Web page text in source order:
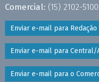
Comercial: (15) 2102-
Enviar e-mail para Redação
Enviar e-mail para Central/
Enviar e-mail para o